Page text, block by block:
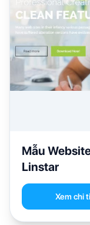
Mẫu
Linstar
Xem chi